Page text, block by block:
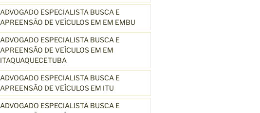
ADVOGADO ESPECIALISTA BUSCA E
APREENSÃO DE VEÍCULOS EM EM EMBU
ADVOGADO ESPECIALISTA BUSCA E
APREENSÃO DE VEÍCULOS EM EM
ITAQUAQUECETUBA
ADVOGADO ESPECIALISTA BUSCA E
APREENSÃO DE VEÍCULOS EM ITU
ADVOGADO ESPECIALISTA BUSCA E